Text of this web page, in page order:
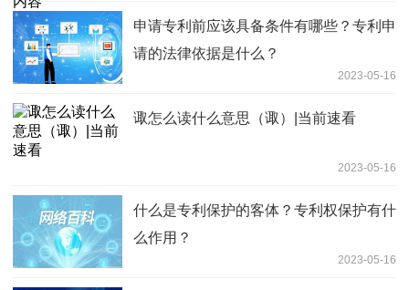
申请专利前应该具备条件有哪些？专利申
请的法律依据是什么？
2023-05-16
诹怎么读什么意思（诹）|当前速看
2023-05-16
什么是专利保护的客体？专利权保护有什
么作用？
2023-05-16